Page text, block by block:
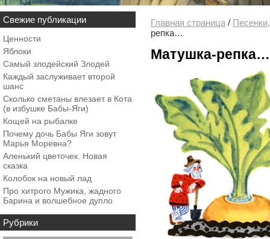
Свежие публикации
Ценности
Яблоки
Самый злодейский Злодей
Каждый заслуживает второй
шанс
Сколько сметаны влезает в Кота
(в избушке Бабы-Яги)
Кощей на рыбалке
Почему дочь Бабы Яги зовут
Марья Моревна?
Аленький цветочек. Новая
сказка
Колобок на новый лад
Про хитрого Мужика, жадного
Барина и волшебное дупло
Рубрики
Главная страница /
репка…
Матушка-репка…